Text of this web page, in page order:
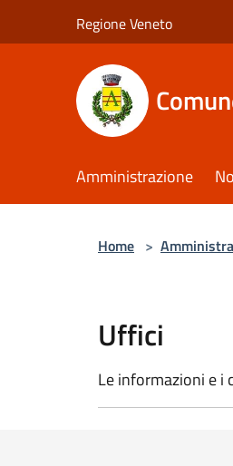
Regione Veneto
Amministrazione
Home >
Uffici
Le informazioni e i